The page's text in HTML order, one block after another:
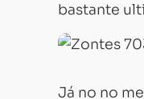
bastante
Já no no